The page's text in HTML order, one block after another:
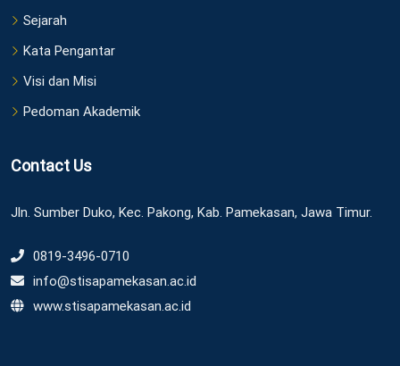
Sejarah
Kata Pengantar
Visi dan Misi
Pedoman Akademik
Contact Us
Jln. Sumber Duko, Kec. Pakong, Kab. Pamekasan, Jawa Timur.
0819-3496-0710
info@stisapamekasan.ac.id
www.stisapamekasan.ac.id